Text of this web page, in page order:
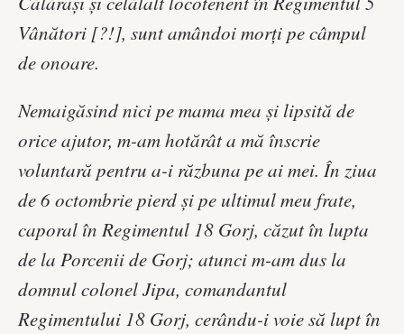
Vânători [?!], sunt amândoi morţi pe câmpul
de onoare.
Nemaigăsind nici pe mama mea şi lipsită de
orice ajutor, m-am hotărât a mă înscrie
voluntară pentru a-i răzbuna pe ai mei. În ziua
de 6 octombrie pierd şi pe ultimul meu frate,
caporal în Regimentul 18 Gorj, căzut în lupta
de la Porcenii de Gorj; atunci m-am dus la
domnul colonel Jipa, comandantul
Regimentului 18 Gorj, cerându-i voie să lupt în